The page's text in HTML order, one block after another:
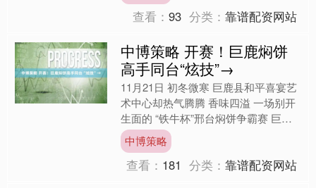
查看：93 分类：靠谱配资网站
中博策略 开赛！巨鹿焖饼
高手同台“炫技”→
11月21日 初冬微寒 巨鹿县和平喜宴艺
术中心却热气腾腾 香味四溢 一场别开
生面的 “铁牛杯”邢台焖饼争霸赛 巨鹿
预选赛在这里火热开赛 30余名焖饼高
手同台竞技....
中博策略
查看： 181 分类：靠谱配资网站